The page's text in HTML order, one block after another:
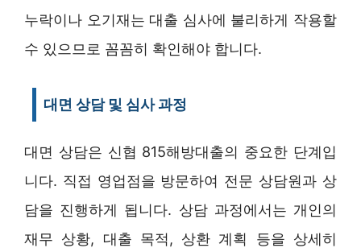
누락이나 오기재는 대출 심사에 불리하게 작용할
수 있으므로 꼼꼼히 확인해야 합니다.
대면 상담 및 심사 과정
대면 상담은 신협 815해방대출의 중요한 단계입
니다. 직접 영업점을 방문하여 전문 상담원과 상
담을 진행하게 됩니다. 상담 과정에서는 개인의
재무 상황, 대출 목적, 상환 계획 등을 상세히